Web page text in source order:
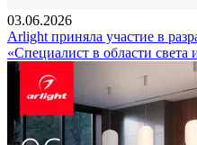
03.06.2026
Arlight приняла участие в
«Специалист в области света